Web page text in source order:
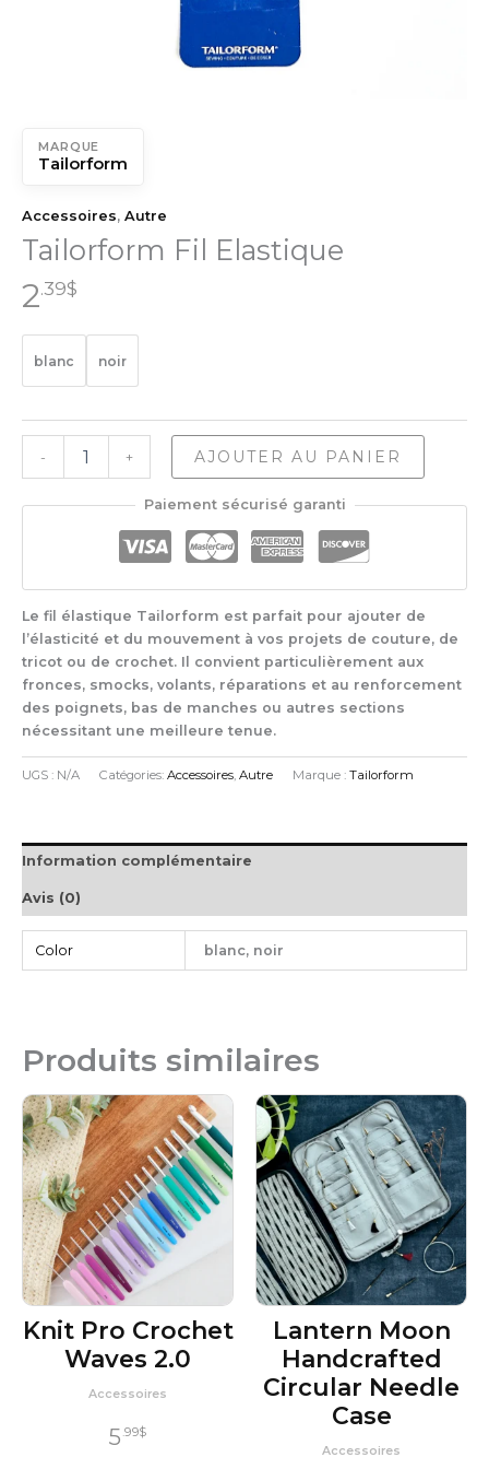
MARQUE
Tailorform
Accessoires, Autre
Tailorform Fil Elastique
2.39$
blanc noir
-
Fil
+ AJOUTER AU PANIER
Paiement sécurisé garanti
Le fil élastique Tailorform est parfait pour ajouter de
l’élasticité et du mouvement à vos projets de couture, de
tricot ou de crochet. Il convient particulièrement aux
fronces, smocks, volants, réparations et au renforcement
des poignets, bas de manches ou autres sections
nécessitant une meilleure tenue.
UGS : N/A Catégories: Accessoires Autre Marque : Tailorform
Information complémentaire
Avis (0)
Color blanc, noir
Produits similaires
Knit Pro Crochet
Waves 2.0
Accessoires
5 .99$
Lantern Moon
Handcrafted
Circular Needle
Case
Accessoires